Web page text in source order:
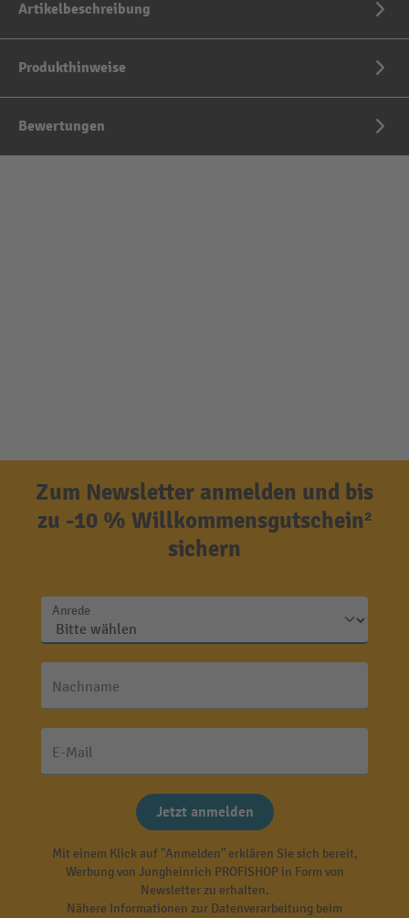
Artikelbeschreibung
Produkthinweise
Bewertungen
Zum Newsletter anmelden und bis
zu -10 % Willkommensgutschein²
sichern
Anrede
Nachname
E-Mail
Jetzt anmelden
Mit einem Klick auf "Anmelden" erklären Sie sich bereit,
Werbung von Jungheinrich PROFISHOP in Form von
Newsletter zu erhalten.
Nähere Informationen zur Datenverarbeitung beim